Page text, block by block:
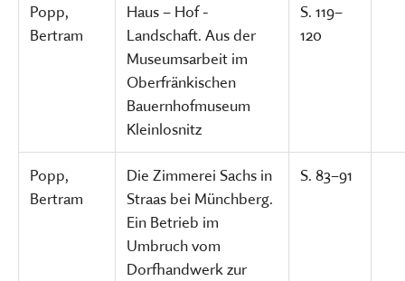
Popp,
Bertram
Haus – Hof -
Landschaft. Aus der
Museumsarbeit im
Oberfränkischen
Bauernhofmuseum
Kleinlosnitz
S. 119–
120
Popp,
Bertram
Die Zimmerei Sachs in
Straas bei Münchberg.
Ein Betrieb im
Umbruch vom
Dorfhandwerk zur
S. 83–91